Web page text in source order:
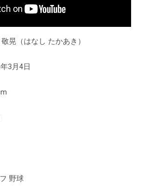
晃（はなし たかあき）
3月4日
野球